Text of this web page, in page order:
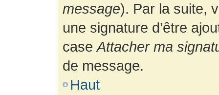
message). Par la suite,
une signature d’être
caseAttacher ma
de message.
Haut